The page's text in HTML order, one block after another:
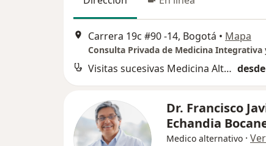
Carrera 19c #90 -14, Bogotá • Mapa
Visitas sucesivas Medicina Alternativa
Dr. Francisco
Echandia
Medico alternativo ·